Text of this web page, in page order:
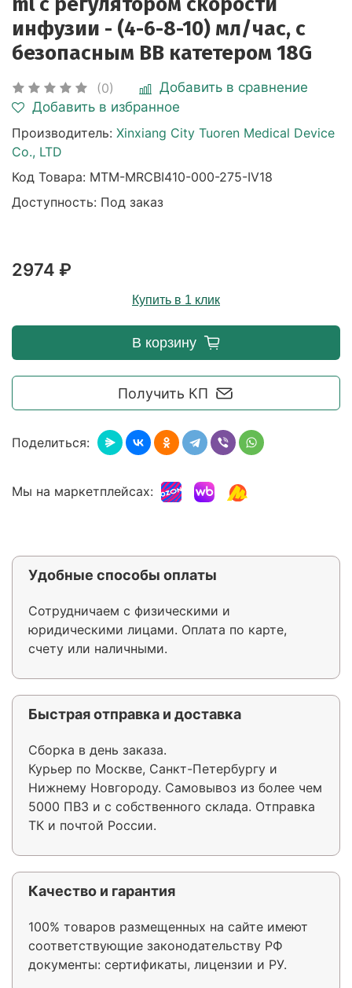
инфузии - (4-6-8-10) мл/час, с
безопасным ВВ катетером 18G
(0)
Добавить в сравнение
Добавить в избранное
Производитель: Xinxiang City Tuoren Medical Device
Co., LTD
Код Товара: MTM-MRCBI410-000-275-IV18
Доступность: Под заказ
2974 ₽
Купить в 1 клик
Получить КП
В корзину
Поделиться:
Мы на маркетплейсах:
Удобные способы оплаты
Сотрудничаем с физическими и
юридическими лицами. Оплата по карте,
счету или наличными.
Быстрая отправка и доставка
Сборка в день заказа.
Курьер по Москве, Санкт-Петербургу и
Нижнему Новгороду. Самовывоз из более чем
5000 ПВЗ и с собственного склада. Отправка
ТК и почтой России.
Качество и гарантия
100% товаров размещенных на сайте имеют
соответствующие законодательству РФ
документы: сертификаты, лицензии и РУ.